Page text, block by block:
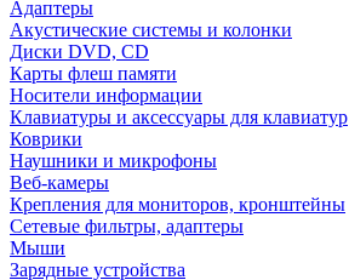
Адаптеры
Акустические системы и колонки
Диски DVD, CD
Карты флеш памяти
Носители информации
Клавиатуры и аксессуары для клавиатур
Коврики
Наушники и микрофоны
Веб-камеры
Крепления для мониторов, кронштейны
Сетевые фильтры, адаптеры
Мыши
Зарядные устройства